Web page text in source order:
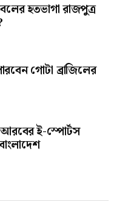
হতভাগা রাজপুত্র
গোটা ব্রাজিলের
আরবের ই-স্পোর্টস